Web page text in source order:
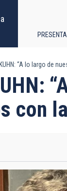
KUHN: “A lo largo de
con